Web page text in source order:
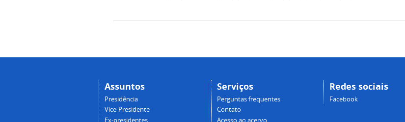
Assuntos
Presidência
Vice-Presidente
Ex-presidentes
Serviços
Perguntas frequentes
Contato
Acesso ao acervo
Redes sociais
Facebook